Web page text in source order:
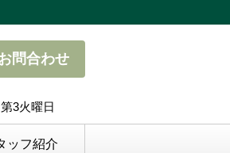
問合わせ
3火曜日
ッフ紹介